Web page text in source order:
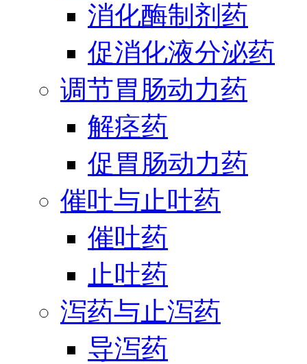
消化酶制剂药
促消化液分泌药
调节胃肠动力药
解痉药
促胃肠动力药
催吐与止吐药
催吐药
止吐药
泻药与止泻药
导泻药